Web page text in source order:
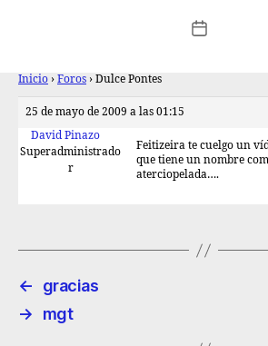
Inicio › Foros › Dulce Pontes
25 de mayo de 2009 a las 01:15
David Pinazo
Superadministrado
r
Feitizeira te cuelgo un
que tiene un nombre
aterciopelada….
←
gracias
→
mgt